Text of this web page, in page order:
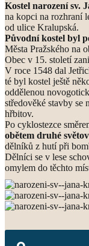
Kostel narození sv.
na kopci na rozhraní
od ulice Kralupská.
Původní kostel byl
Města Pražského na
Obec v 15. století
V roce 1548 dal
té byl kostel ještě
oddělenou
středověké stavby se
hřbitov.
Po cyklostezce
obětem druhé
dělníků z hutí při
Dělníci se v lese
omylem do těchto